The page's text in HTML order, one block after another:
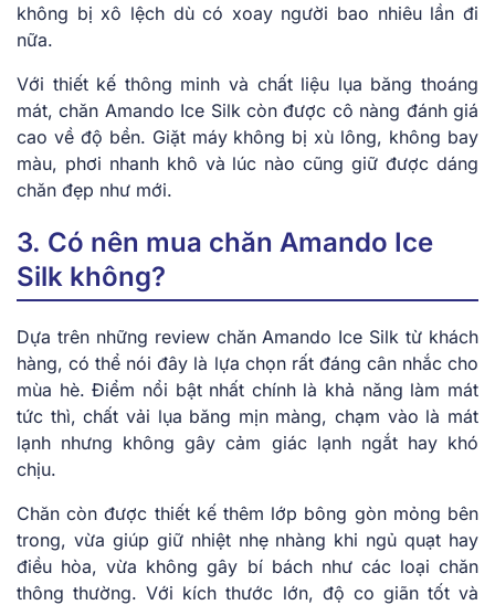
không bị xô lệch dù có xoay người bao nhiêu lần đi
nữa.
Với thiết kế thông minh và chất liệu lụa băng thoáng
mát, chăn Amando Ice Silk còn được cô nàng đánh giá
cao về độ bền. Giặt máy không bị xù lông, không bay
màu, phơi nhanh khô và lúc nào cũng giữ được dáng
chăn đẹp như mới.
3. Có nên mua chăn Amando Ice
Silk không?
Dựa trên những review chăn Amando Ice Silk từ khách
hàng, có thể nói đây là lựa chọn rất đáng cân nhắc cho
mùa hè. Điểm nổi bật nhất chính là khả năng làm mát
tức thì, chất vải lụa băng mịn màng, chạm vào là mát
lạnh nhưng không gây cảm giác lạnh ngắt hay khó
chịu.
Chăn còn được thiết kế thêm lớp bông gòn mỏng bên
trong, vừa giúp giữ nhiệt nhẹ nhàng khi ngủ quạt hay
điều hòa, vừa không gây bí bách như các loại chăn
thông thường. Với kích thước lớn, độ co giãn tốt và